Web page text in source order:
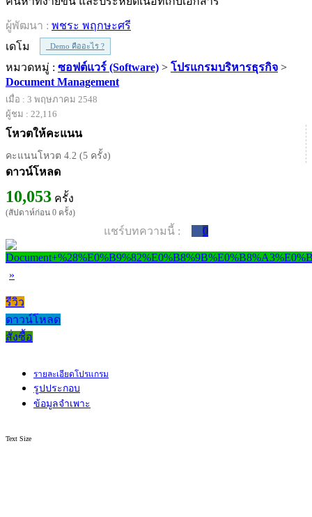
ผู้พัฒนา : พชระ พฤกษะศรี
เดโม
Demo คืออะไร ?
หมวดหมู่ : ซอฟต์แวร์ (Software) > โปรแกรมบริหารธุรกิจ >
Document Management
เมื่อ : 3 พฤษภาคม 2548
ผู้ชม : 22,116
โหวตให้คะแนน
คะแนนโหวต 4.2 (5 ครั้ง)
ดาวน์โหลด
10,053 ครั้ง
(สัปดาห์ก่อน 0 ครั้ง)
แชร์บทความนี้ : 0
»
รีวิว
ดาวน์โหลด
สั่งซื้อ
รายละเอียดโปรแกรม
รูปประกอบ
ข้อมูลจำเพาะ
Text Size